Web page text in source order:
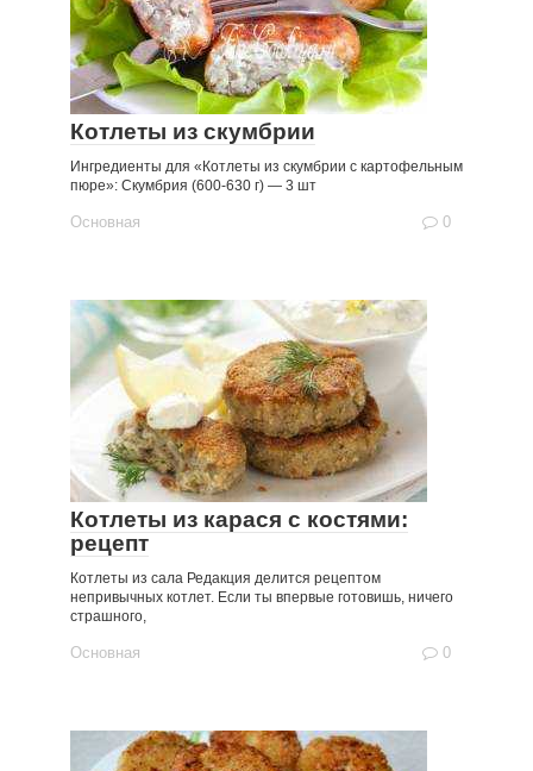
Котлеты из скумбрии
Ингредиенты для «Котлеты из скумбрии с картофельным
пюре»: Скумбрия (600-630 г) — 3 шт
Основная 0
Котлеты из карася с костями:
рецепт
Котлеты из сала Редакция делится рецептом
непривычных котлет. Если ты впервые готовишь, ничего
страшного,
Основная 0